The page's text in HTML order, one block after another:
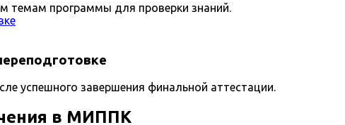
темам программы для проверки знаний.
успешного завершения финальной аттестации.
в МИППК